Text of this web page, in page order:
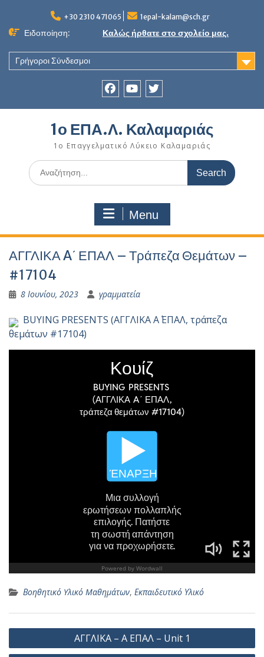
content
+30 2310 471065 1epal-kalam@sch.gr
Ειδοποίηση: Καλώς ήρθατε στο σχολείο μας.
Γρήγοροι Σύνδεσμοι
1ο ΕΠΑ.Λ. Καλαμαριάς
1ο Επαγγελματικό Λύκειο Καλαμαριάς
Search
for:
Menu
ΑΓΓΛΙΚΑ A΄ ΕΠΑΛ – Τράπεζα Θεμάτων –
#17104
8 Ιουνίου, 2023 γραμματεία
BUYING PRESENTS (ΑΓΓΛΙΚΑ A΄ ΕΠΑΛ, τράπεζα
θεμάτων #17104)
Βοηθητικό Yλικό Mαθημάτων, Εκπαιδευτικό Υλικό
Πλοήγηση
άρθρων
ΑΓΓΛΙΚΑ – Α ΕΠΑΛ – Unit 1